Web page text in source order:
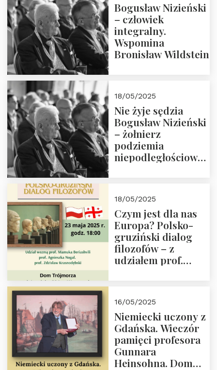
Bogusław Nizieński
– człowiek
integralny.
Wspomina
Bronisław Wildstein
18/05/2025
Nie żyje sędzia
Bogusław Nizieński
– żołnierz
podziemia
niepodległościowego
społeczny, członek
Kapituły Nagrody
im. Prezydenta
Lecha
Kaczyńskiego.
Wielki autorytet.
18/05/2025
Czym jest dla nas
Europa? Polsko-
gruziński dialog
filozofów – z
udziałem prof.
Dom Trójmorza 23
maja 2025 r. godz.
18:00.
16/05/2025
Niemiecki uczony z
Gdańska. Wieczór
pamięci profesora
Gunnara
Heinsohna. Dom